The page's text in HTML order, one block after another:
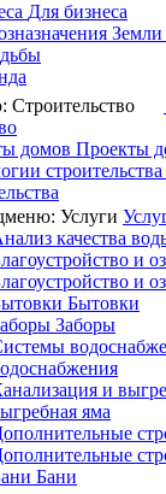
Для бизнеса
Земли
домов Проекты
строительства
Услуги
качества
и
и
Бытовки
Заборы
и
яма
Бани